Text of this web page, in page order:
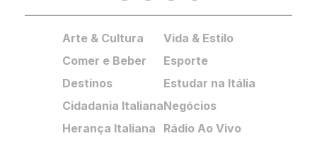
Arte & Cultura
Comer e Beber
Destinos
Cidadania Italiana
Herança Italiana
Vida & Estilo
Esporte
Estudar na Itália
Negócios
Rádio Ao Vivo